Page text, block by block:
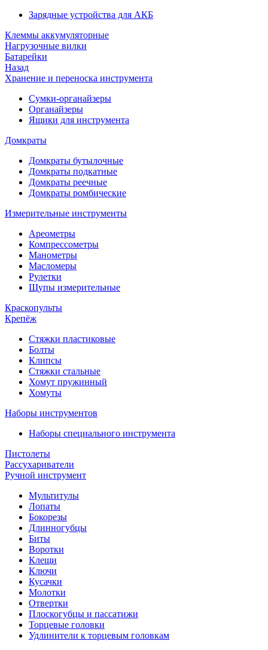
Зарядные устройства для АКБ
Клеммы аккумуляторные
Нагрузочные вилки
Батарейки
Назад
Хранение и переноска инструмента
Сумки-органайзеры
Органайзеры
Ящики для инструмента
Домкраты
Домкраты бутылочные
Домкраты подкатные
Домкраты реечные
Домкраты ромбические
Измерительные инструменты
Ареометры
Компрессометры
Манометры
Масломеры
Рулетки
Щупы измерительные
Краскопульты
Крепёж
Стяжки пластиковые
Болты
Клипсы
Стяжки стальные
Хомут пружинный
Хомуты
Наборы инструментов
Наборы специального инструмента
Пистолеты
Рассухариватели
Ручной инструмент
Мультитулы
Лопаты
Бокорезы
Длинногубцы
Биты
Воротки
Клещи
Ключи
Кусачки
Молотки
Отвертки
Плоскогубцы и пассатижи
Торцевые головки
Удлинители к торцевым головкам